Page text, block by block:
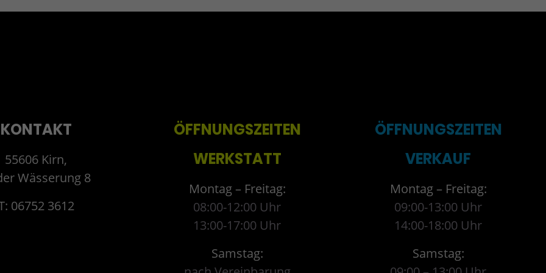
KONTAKT
55606 Kirn,
Wässerung 8
06752 3612
ÖFFNUNGSZEITEN
WERKSTATT
Montag – Freitag:
08:00-12:00 Uhr
13:00-17:00 Uhr
Samstag:
ÖFFNUNGSZEITEN
VERKAUF
Montag – Freitag:
09:00-13:00 Uhr
14:00-18:00 Uhr
Samstag: